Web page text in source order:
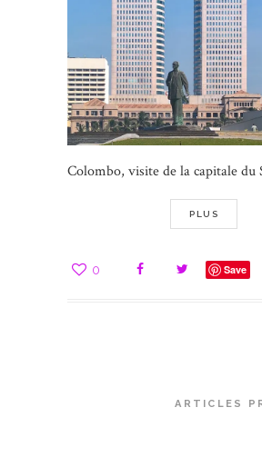
Colombo, visite de la capitale
PLUS
0 Save
ARTICLES